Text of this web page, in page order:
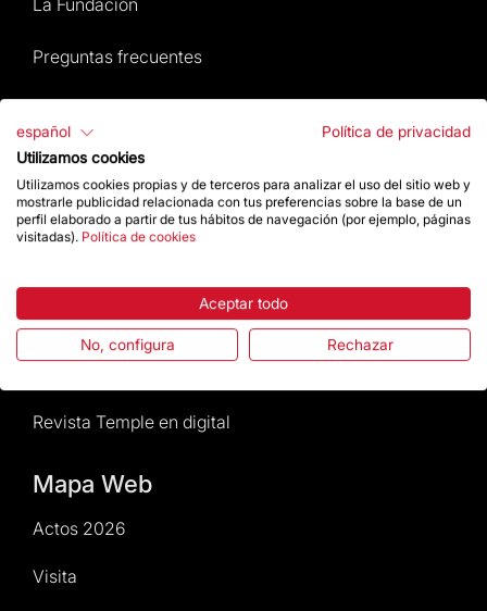
La Fundación
Preguntas frecuentes
Normativa y condiciones de compra
Noticias y Actualidad
Da un impulso
Revista Temple en digital
Mapa Web
Actos 2026
Visita
español
Política de privacidad
Utilizamos cookies
Utilizamos cookies propias y de terceros para analizar el uso del sitio web y
mostrarle publicidad relacionada con tus preferencias sobre la base de un
perfil elaborado a partir de tus hábitos de navegación (por ejemplo, páginas
visitadas). Política de cookies
Aceptar todo
No, configura Rechazar